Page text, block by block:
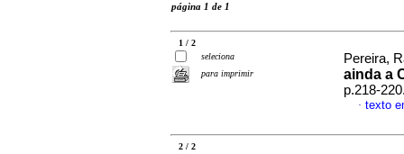
página 1 de 1
1 / 2
seleciona
para imprimir
Pereira,
ainda a
p.218-
· texto
2 / 2